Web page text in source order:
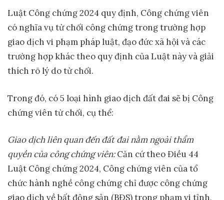
Luật Công chứng 2024 quy định, Công chứng viên
có nghĩa vụ từ chối công chứng trong trường hợp
giao dịch vi phạm pháp luật, đạo đức xã hội và các
trường hợp khác theo quy định của Luật này và giải
thích rõ lý do từ chối.
Trong đó, có 5 loại hình giao dịch đất đai sẽ bị Công
chứng viên từ chối, cụ thể:
Giao dịch liên quan đến đất đai nằm ngoài thẩm
quyền của công chứng viên:Căn cứ theo Điều 44
Luật Công chứng 2024, Công chứng viên của tổ
chức hành nghề công chứng chỉ được công chứng
giao dịch về bất động sản (BĐS) trong phạm vi tỉnh,